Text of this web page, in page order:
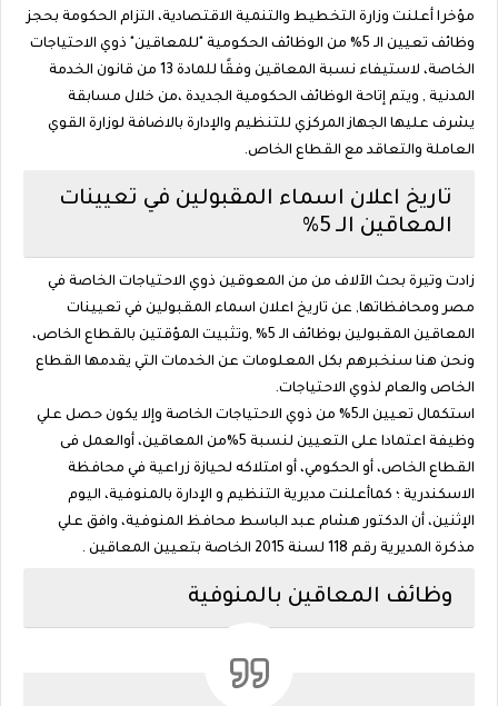
مؤخرا أعلنت وزارة التخطيط والتنمية الاقتصادية، التزام الحكومة بحجز
وظائف تعيين الـ 5% من الوظائف الحكومية "للمعاقين" ذوي الاحتياجات
الخاصة، لاستيفاء نسبة المعاقين وفقًا للمادة 13 من قانون الخدمة
المدنية , ويتم إتاحة الوظائف الحكومية الجديدة ،من خلال مسابقة
يشرف عليها الجهاز المركزي للتنظيم والإدارة بالاضافة لوزارة القوي
العاملة والتعاقد مع القطاع الخاص.
تاريخ اعلان اسماء المقبولين في تعيينات
المعاقين الـ 5%
زادت وتيرة بحث الآلاف من من المعوقين ذوي الاحتياجات الخاصة في
مصر ومحافظاتها, عن تاريخ اعلان اسماء المقبولين في تعيينات
المعاقين المقبولين بوظائف الـ 5% ,وتثبيت المؤقتين بالقطاع الخاص،
ونحن هنا سنخبرهم بكل المعلومات عن الخدمات التي يقدمها القطاع
الخاص والعام لذوي الاحتياجات.
استكمال تعيين الـ5% من ذوي الاحتياجات الخاصة وإلا يكون حصل علي
وظيفة اعتمادا على التعيين لنسبة 5%من المعاقين، أوالعمل فى
القطاع الخاص، أو الحكومي، أو امتلاكه لحيازة زراعية في محافظة
الاسكندرية ؛ كماأعلنت مديرية التنظيم و الإدارة بالمنوفية، اليوم
الإثنين، أن الدكتور هشام عبد الباسط محافظ المنوفية، وافق علي
مذكرة المديرية رقم 118 لسنة 2015 الخاصة بتعيين المعاقين .
وظائف المعاقين بالمنوفية